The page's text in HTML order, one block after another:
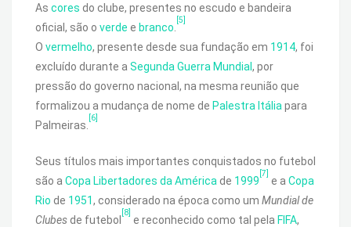
As cores do clube, presentes no escudo e bandeira
oficial, são o verde e branco
[5]
O vermelho, presente desde sua fundação em 1914, foi
excluído durante a Segunda Guerra Mundial , por
pressão do governo nacional, na mesma reunião que
formalizou a mudança de nome de Palestra Itália para
Palmeiras.
[6]
Seus títulos mais importantes conquistados no futebol
são a Copa Libertadores da América de 1999
[7]
e a Copa
Rio de 1951, considerado na época como um Mundial de
Clubes de futebol
[8]
e reconhecido como tal pela FIFA,